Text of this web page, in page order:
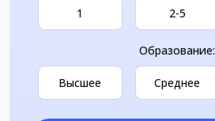
1 2-5
Образование:
Высшее Среднее